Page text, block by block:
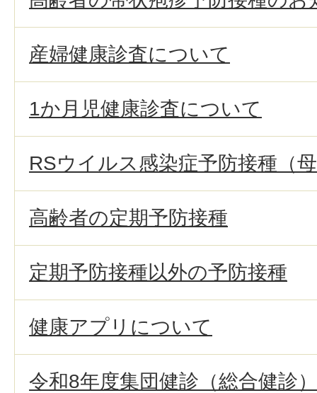
産婦健康診査について
1か月児健康診査について
RSウイルス感染症予防接種（
高齢者の定期予防接種
定期予防接種以外の予防接種
健康アプリについて
令和8年度集団健診（総合健診